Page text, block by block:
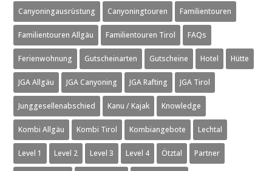
Canyoningausrüstung Canyoningtouren Familientouren
Familientouren Allgäu Familientouren Tirol FAQs
Ferienwohnung Gutscheinarten Gutscheine Hotel Hütte
JGA Allgäu JGA Canyoning JGA Rafting JGA Tirol
Junggesellenabschied Kanu / Kajak Knowledge
Kombi Allgäu Kombi Tirol Kombiangebote Lechtal
Level 1 Level 2 Level 3 Level 4 Ötztal Partner